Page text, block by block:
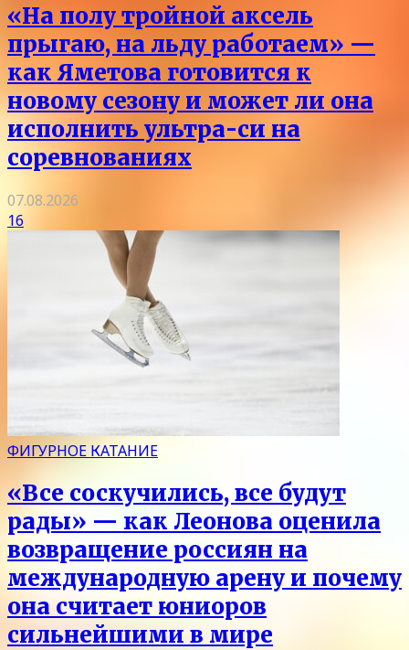
«На полу тройной аксель
прыгаю, на льду работаем» —
как Яметова готовится к
новому сезону и может ли она
исполнить ультра-си на
соревнованиях
07.08.2026
16
ФИГУРНОЕ КАТАНИЕ
«Все соскучились, все будут
рады» — как Леонова оценила
возвращение россиян на
международную арену и почему
она считает юниоров
сильнейшими в мире